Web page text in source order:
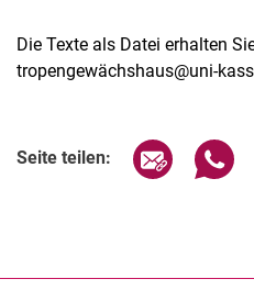
Die Texte als Datei erhalten
tropengewächshaus@uni-
Seite teilen: Seite